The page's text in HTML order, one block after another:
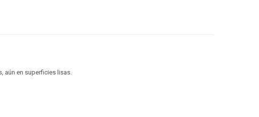
aún en superficies lisas.